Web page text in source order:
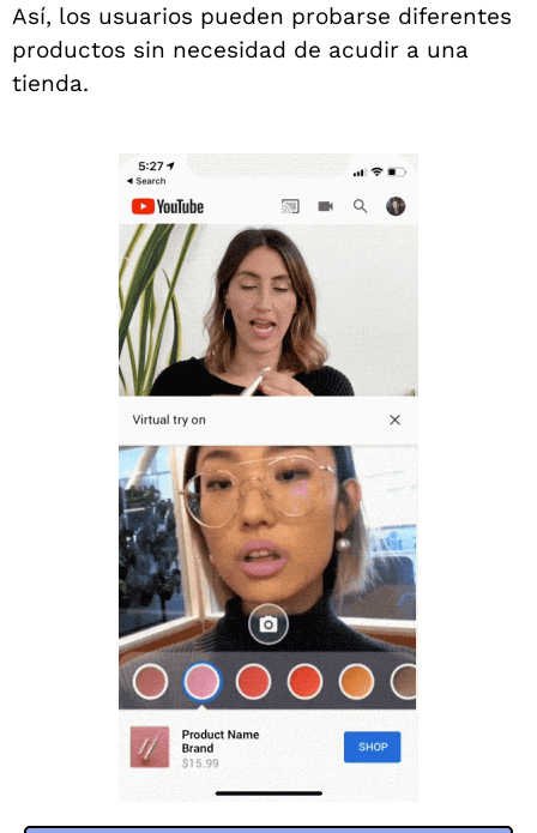
Así, los usuarios pueden probarse diferentes
productos sin necesidad de acudir a una
tienda.